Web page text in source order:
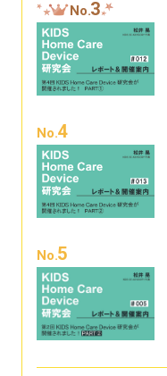
No.3
No.4
No.5